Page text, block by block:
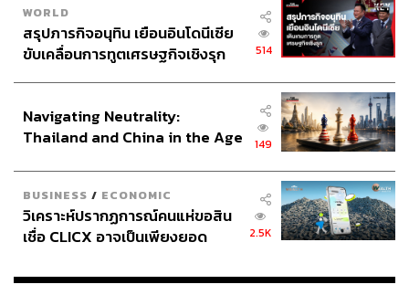
WORLD
สรุปภารกิจอนุทิน เยือนอินโดนีเซีย
ขับเคลื่อนการทูตเศรษฐกิจเชิงรุก
514
Navigating Neutrality:
Thailand and China in the Age
149
BUSINESS / ECONOMIC
วิเคราะห์ปรากฏการณ์คนแห่ขอสิน
เชื่อ CLICX อาจเป็นเพียงยอด
เรือนไทยที่ถูกซุกไว้
2.5K